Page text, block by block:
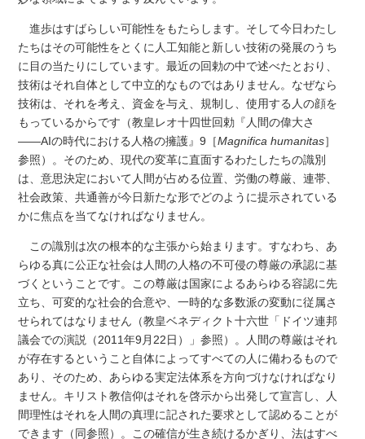
進歩はすばらしい可能性をもたらします。そして今日わたし
たちはその可能性をとくに人工知能と新しい技術の発展のうち
に目の当たりにしています。最近の回勅の中で述べたとおり、
技術はそれ自体として中立的なものではありません。なぜなら
技術は、それを考え、資金を与え、規制し、使用する人の顔を
もっているからです（教皇レオ十四世回勅『人間の偉大さ
――AIの時代における人格の擁護』9［Magnifica humanitas］
参照）。そのため、現代の変革に直面するわたしたちの識別
は、意思決定において人間が占める位置、労働の尊厳、連帯、
社会政策、共通善が今日新たな形でどのように提示されている
かに焦点を当てなければなりません。
この識別は次の根本的な主張から始まります。すなわち、あ
らゆる真に公正な社会は人間の人格の不可侵の尊厳の承認に基
づくということです。この尊厳は国家によるあらゆる容認に先
立ち、可変的な社会的合意や、一時的な多数派の変動に従属さ
せられてはなりません（教皇ベネディクト十六世「ドイツ連邦
議会での演説（2011年9月22日）」参照）。人間の尊厳はそれ
が存在するということ自体によってすべての人に備わるもので
あり、そのため、あらゆる実定法体系を方向づけなければなり
ません。キリスト教信仰はそれを啓示から出発して宣言し、人
間理性はそれを人間の真理に記された要求として認めることが
できます（同参照）。この確信が生き続けるかぎり、法はすべ